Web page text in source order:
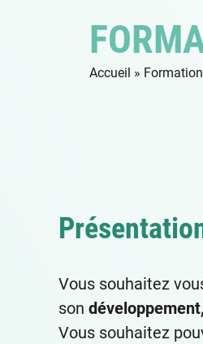
Accueil »
Vous souhaitez
son développement,
Vous souhaitez